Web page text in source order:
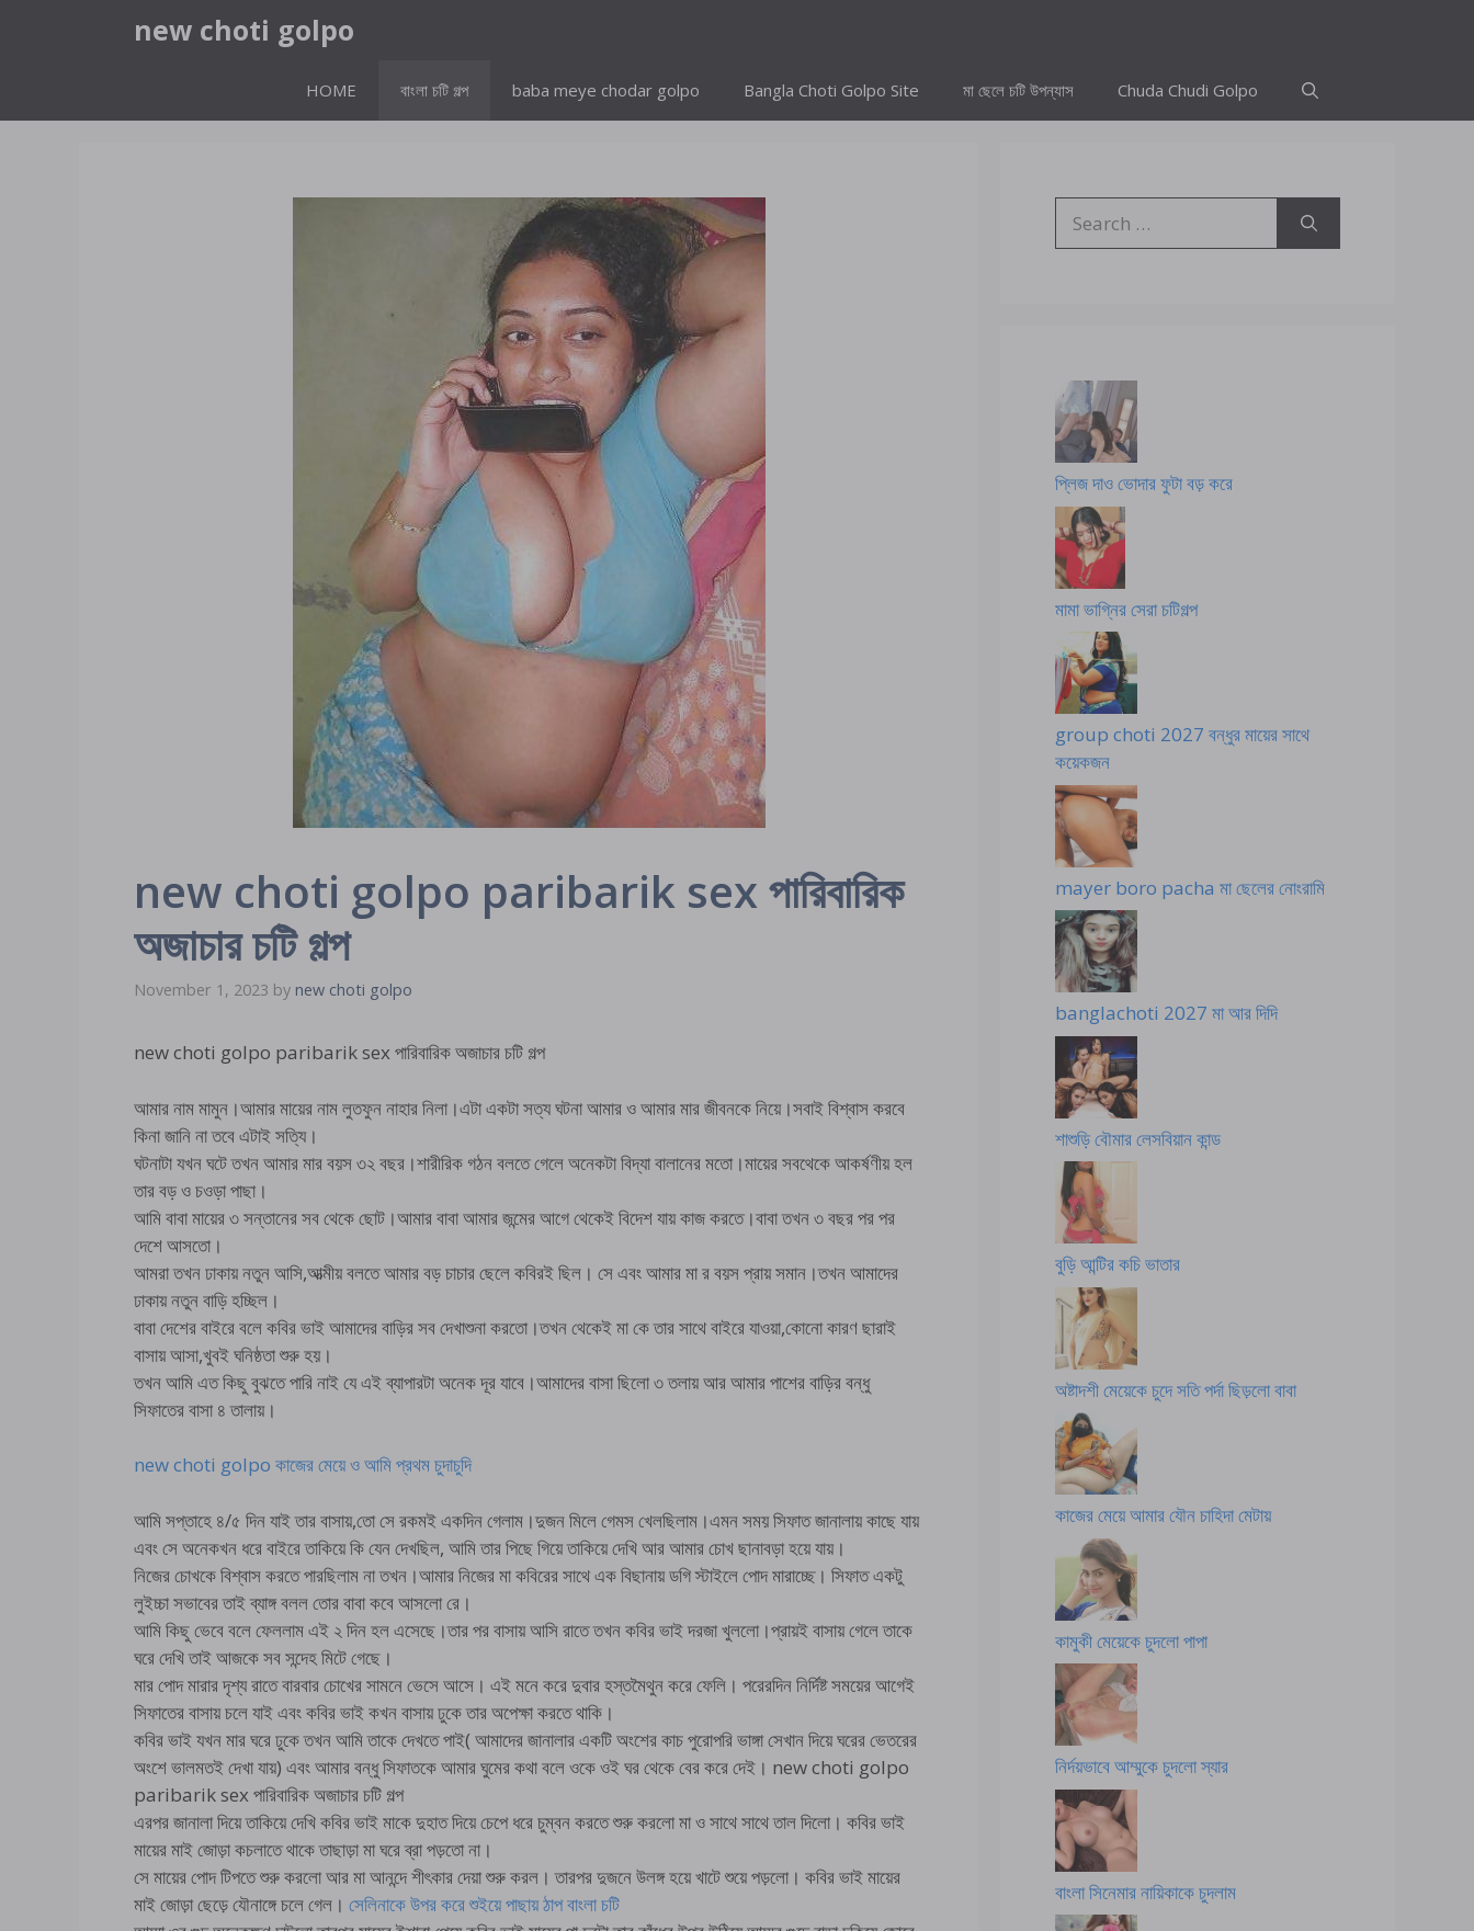
new choti golpo
HOME বাংলা চটি গল্প baba meye chodar golpo Bangla Choti Golpo Site মা ছেলে চটি উপন্যাস Chuda Chudi Golpo
new choti golpo paribarik sex পারিবারিক
অজাচার চটি গল্প
November 1, 2023 by new choti golpo
new choti golpo paribarik sex পারিবারিক অজাচার চটি গল্প
আমার নাম মামুন।আমার মায়ের নাম লুতফুন নাহার নিলা।এটা একটা সত্য ঘটনা আমার ও আমার মার জীবনকে নিয়ে।সবাই বিশ্বাস করবে
কিনা জানি না তবে এটাই সত্যি।
ঘটনাটা যখন ঘটে তখন আমার মার বয়স ৩২ বছর।শারীরিক গঠন বলতে গেলে অনেকটা বিদ্যা বালানের মতো।মায়ের সবথেকে আকর্ষণীয় হল
তার বড় ও চওড়া পাছা।
আমি বাবা মায়ের ৩ সন্তানের সব থেকে ছোট।আমার বাবা আমার জন্মের আগে থেকেই বিদেশ যায় কাজ করতে।বাবা তখন ৩ বছর পর পর
দেশে আসতো।
আমরা তখন ঢাকায় নতুন আসি,আত্মীয় বলতে আমার বড় চাচার ছেলে কবিরই ছিল। সে এবং আমার মা র বয়স প্রায় সমান।তখন আমাদের
ঢাকায় নতুন বাড়ি হচ্ছিল।
বাবা দেশের বাইরে বলে কবির ভাই আমাদের বাড়ির সব দেখাশুনা করতো।তখন থেকেই মা কে তার সাথে বাইরে যাওয়া,কোনো কারণ ছারাই
বাসায় আসা,খুবই ঘনিষ্ঠতা শুরু হয়।
তখন আমি এত কিছু বুঝতে পারি নাই যে এই ব্যাপারটা অনেক দূর যাবে।আমাদের বাসা ছিলো ৩ তলায় আর আমার পাশের বাড়ির বন্ধু
সিফাতের বাসা ৪ তালায়।
new choti golpo কাজের মেয়ে ও আমি প্রথম চুদাচুদি
আমি সপ্তাহে ৪/৫ দিন যাই তার বাসায়,তো সে রকমই একদিন গেলাম।দুজন মিলে গেমস খেলছিলাম।এমন সময় সিফাত জানালায় কাছে যায়
এবং সে অনেকখন ধরে বাইরে তাকিয়ে কি যেন দেখছিল, আমি তার পিছে গিয়ে তাকিয়ে দেখি আর আমার চোখ ছানাবড়া হয়ে যায়।
নিজের চোখকে বিশ্বাস করতে পারছিলাম না তখন।আমার নিজের মা কবিরের সাথে এক বিছানায় ডগি স্টাইলে পোদ মারাচ্ছে। সিফাত একটু
লুইচ্চা সভাবের তাই ব্যাঙ্গ বলল তোর বাবা কবে আসলো রে।
আমি কিছু ভেবে বলে ফেললাম এই ২ দিন হল এসেছে।তার পর বাসায় আসি রাতে তখন কবির ভাই দরজা খুললো।প্রায়ই বাসায় গেলে তাকে
ঘরে দেখি তাই আজকে সব সন্দেহ মিটে গেছে।
মার পোদ মারার দৃশ্য রাতে বারবার চোখের সামনে ভেসে আসে। এই মনে করে দুবার হস্তমৈথুন করে ফেলি। পরেরদিন নির্দিষ্ট সময়ের আগেই
সিফাতের বাসায় চলে যাই এবং কবির ভাই কখন বাসায় ঢুকে তার অপেক্ষা করতে থাকি।
কবির ভাই যখন মার ঘরে ঢুকে তখন আমি তাকে দেখতে পাই( আমাদের জানালার একটি অংশের কাচ পুরোপরি ভাঙ্গা সেখান দিয়ে ঘরের ভেতরের
অংশে ভালমতই দেখা যায়) এবং আমার বন্ধু সিফাতকে আমার ঘুমের কথা বলে ওকে ওই ঘর থেকে বের করে দেই। new choti golpo
paribarik sex পারিবারিক অজাচার চটি গল্প
এরপর জানালা দিয়ে তাকিয়ে দেখি কবির ভাই মাকে দুহাত দিয়ে চেপে ধরে চুম্বন করতে শুরু করলো মা ও সাথে সাথে তাল দিলো। কবির ভাই
মায়ের মাই জোড়া কচলাতে থাকে তাছাড়া মা ঘরে ব্রা পড়তো না।
সে মায়ের পোদ টিপতে শুরু করলো আর মা আনন্দে শীৎকার দেয়া শুরু করল। তারপর দুজনে উলঙ্গ হয়ে খাটে শুয়ে পড়লো। কবির ভাই মায়ের
মাই জোড়া ছেড়ে যৌনাঙ্গে চলে গেল। সেলিনাকে উপর করে শুইয়ে পাছায় ঠাপ বাংলা চটি
for:
প্লিজ দাও ভোদার ফুটা বড় করে
মামা ভাগ্নির সেরা চটিগল্প
group choti 2027 বন্ধুর মায়ের সাথে
কয়েকজন
mayer boro pacha মা ছেলের নোংরামি
banglachoti 2027 মা আর দিদি
শাশুড়ি বৌমার লেসবিয়ান কান্ড
বুড়ি আন্টির কচি ভাতার
অষ্টাদশী মেয়েকে চুদে সতি পর্দা ছিড়লো বাবা
কাজের মেয়ে আমার যৌন চাহিদা মেটায়
কামুকী মেয়েকে চুদলো পাপা
নির্দয়ভাবে আম্মুকে চুদলো স্যার
বাংলা সিনেমার নায়িকাকে চুদলাম